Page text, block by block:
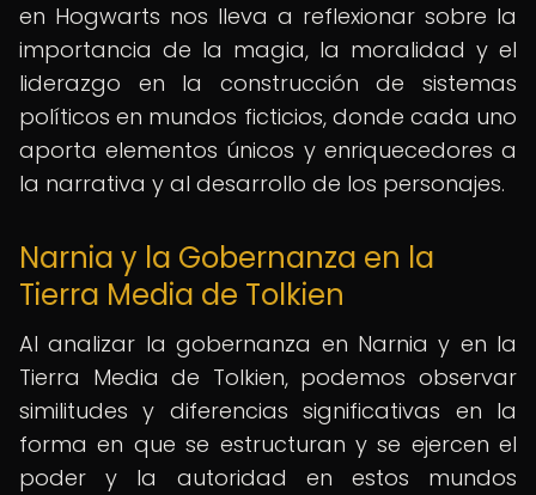
en Hogwarts nos lleva a reflexionar sobre la
importancia de la magia, la moralidad y el
liderazgo en la construcción de sistemas
políticos en mundos ficticios, donde cada uno
aporta elementos únicos y enriquecedores a
la narrativa y al desarrollo de los personajes.
Narnia y la Gobernanza en la
Tierra Media de Tolkien
Al analizar la gobernanza en Narnia y en la
Tierra Media de Tolkien, podemos observar
similitudes y diferencias significativas en la
forma en que se estructuran y se ejercen el
poder y la autoridad en estos mundos